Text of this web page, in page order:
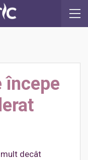
începe
mult decât